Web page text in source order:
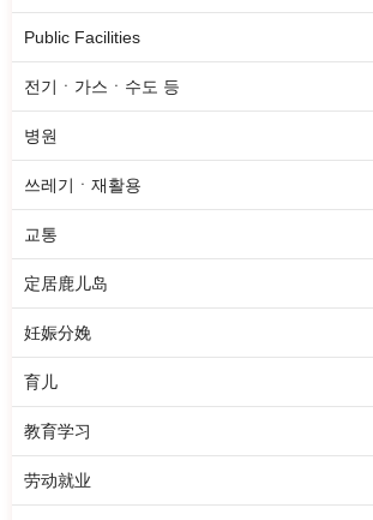
Public Facilities
전기ㆍ가스ㆍ수도 등
병원
쓰레기ㆍ재활용
교통
定居鹿儿岛
妊娠分娩
育儿
教育学习
劳动就业